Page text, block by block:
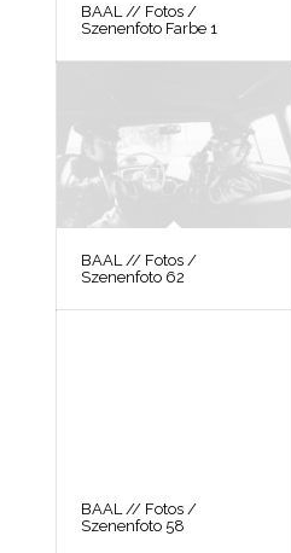
BAAL // Fotos /
Szenenfoto Farbe 1
BAAL // Fotos /
Szenenfoto 62
BAAL // Fotos /
Szenenfoto 58